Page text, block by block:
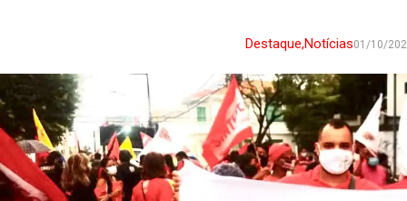
Destaque,Notícias01/10/